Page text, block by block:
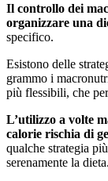
Il controllo dei
organizzare una
specifico.
Esistono delle
grammo i
più flessibili, che
L’utilizzo a volte
calorie rischia di
qualche strategia
serenamente la dieta.